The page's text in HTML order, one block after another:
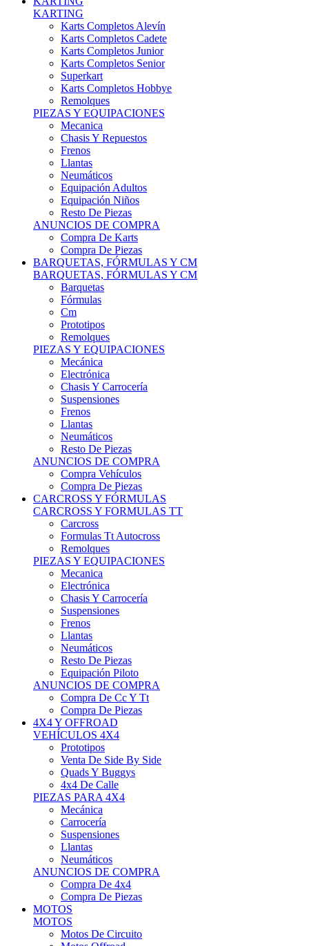
KARTING
Karts Completos Alevín
Karts Completos Cadete
Karts Completos Junior
Karts Completos Senior
Superkart
Karts Completos Hobbye
Remolques
PIEZAS Y EQUIPACIONES
Mecanica
Chasis Y Repuestos
Frenos
Llantas
Neumáticos
Equipación Adultos
Equipación Niños
Resto De Piezas
ANUNCIOS DE COMPRA
Compra De Karts
Compra De Piezas
BARQUETAS, FÓRMULAS Y CM
BARQUETAS, FÓRMULAS Y CM
Barquetas
Fórmulas
Cm
Prototipos
Remolques
PIEZAS Y EQUIPACIONES
Mecánica
Electrónica
Chasis Y Carrocería
Suspensiones
Frenos
Llantas
Neumáticos
Resto De Piezas
ANUNCIOS DE COMPRA
Compra Vehículos
Compra De Piezas
CARCROSS Y FÓRMULAS
CARCROSS Y FORMULAS TT
Carcross
Formulas Tt Autocross
Remolques
PIEZAS Y EQUIPACIONES
Mecanica
Electrónica
Chasis Y Carrocería
Suspensiones
Frenos
Llantas
Neumáticos
Resto De Piezas
Equipación Piloto
ANUNCIOS DE COMPRA
Compra De Cc Y Tt
Compra De Piezas
4X4 Y OFFROAD
VEHÍCULOS 4X4
Prototipos
Venta De Side By Side
Quads Y Buggys
4x4 De Calle
PIEZAS PARA 4X4
Mecánica
Carrocería
Suspensiones
Llantas
Neumáticos
ANUNCIOS DE COMPRA
Compra De 4x4
Compra De Piezas
MOTOS
MOTOS
Motos De Circuito